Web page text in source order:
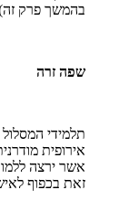
בהמשך פרק
שפה זרה
תלמידי
אירופית
אשר ירצה
זאת בכפוף